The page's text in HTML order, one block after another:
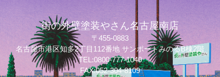
街の外壁塗装やさん名古屋南店
〒455-0883
名古屋市港区知多2丁目112番地 サンポートみのるB棟2階
TEL:0800-777-1040
FAX:052-304-8109